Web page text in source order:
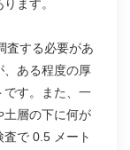
ます。
査する必要があ
、ある程度の厚
です。また、一
土層の下に何が
で 0.5 メート